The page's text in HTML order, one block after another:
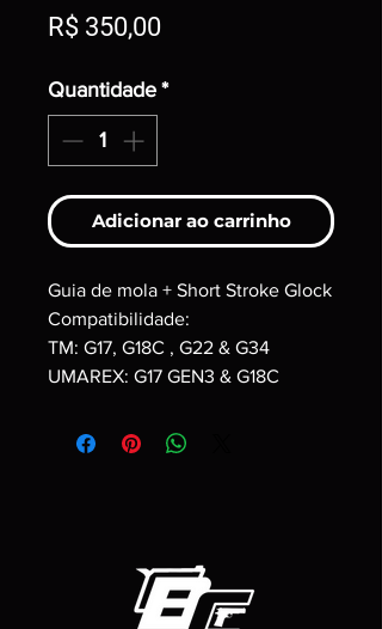
R$ 350,00Preço
Quantidade *
Adicionar ao carrinho
Guia de mola + Short Stroke Glock
Compatibilidade:
TM: G17, G18C , G22 & G34
UMAREX: G17 GEN3 & G18C